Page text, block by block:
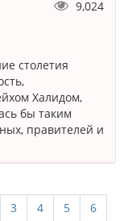
9,024
столетия
Халидом,
бы таким
правителей и
3 4 5 6